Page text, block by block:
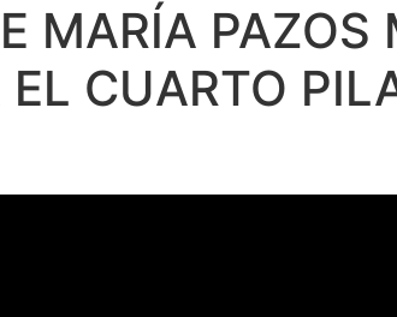
MARÍA PAZOS
EL CUARTO